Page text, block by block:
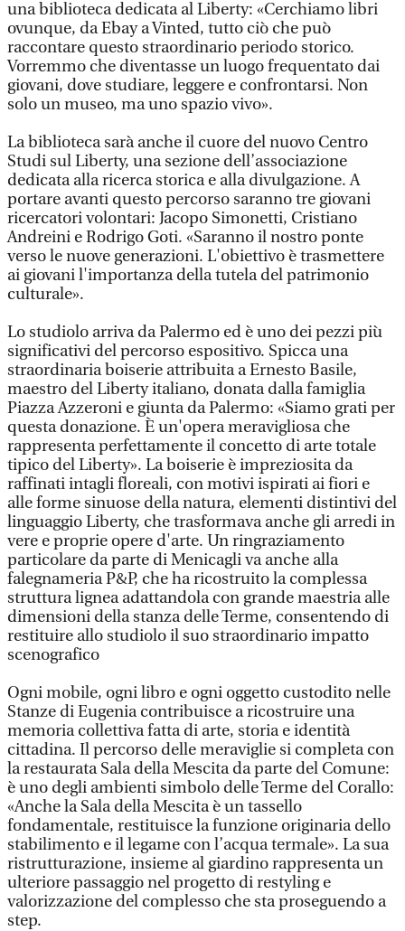
una biblioteca dedicata al Liberty: «Cerchiamo libri
ovunque, da Ebay a Vinted, tutto ciò che può
raccontare questo straordinario periodo storico.
Vorremmo che diventasse un luogo frequentato dai
giovani, dove studiare, leggere e confrontarsi. Non
solo un museo, ma uno spazio vivo».
La biblioteca sarà anche il cuore del nuovo Centro
Studi sul Liberty, una sezione dell’associazione
dedicata alla ricerca storica e alla divulgazione. A
portare avanti questo percorso saranno tre giovani
ricercatori volontari: Jacopo Simonetti, Cristiano
Andreini e Rodrigo Goti. «Saranno il nostro ponte
verso le nuove generazioni. L'obiettivo è trasmettere
ai giovani l'importanza della tutela del patrimonio
culturale».
Lo studiolo arriva da Palermo ed è uno dei pezzi più
significativi del percorso espositivo. Spicca una
straordinaria boiserie attribuita a Ernesto Basile,
maestro del Liberty italiano, donata dalla famiglia
Piazza Azzeroni e giunta da Palermo: «Siamo grati per
questa donazione. È un'opera meravigliosa che
rappresenta perfettamente il concetto di arte totale
tipico del Liberty». La boiserie è impreziosita da
raffinati intagli floreali, con motivi ispirati ai fiori e
alle forme sinuose della natura, elementi distintivi del
linguaggio Liberty, che trasformava anche gli arredi in
vere e proprie opere d'arte. Un ringraziamento
particolare da parte di Menicagli va anche alla
falegnameria P&P, che ha ricostruito la complessa
struttura lignea adattandola con grande maestria alle
dimensioni della stanza delle Terme, consentendo di
restituire allo studiolo il suo straordinario impatto
scenografico
Ogni mobile, ogni libro e ogni oggetto custodito nelle
Stanze di Eugenia contribuisce a ricostruire una
memoria collettiva fatta di arte, storia e identità
cittadina. Il percorso delle meraviglie si completa con
la restaurata Sala della Mescita da parte del Comune:
è uno degli ambienti simbolo delle Terme del Corallo:
«Anche la Sala della Mescita è un tassello
fondamentale, restituisce la funzione originaria dello
stabilimento e il legame con l’acqua termale». La sua
ristrutturazione, insieme al giardino rappresenta un
ulteriore passaggio nel progetto di restyling e
valorizzazione del complesso che sta proseguendo a
step.